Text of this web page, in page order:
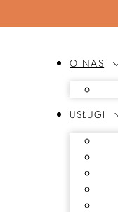
O NAS
USŁUGI